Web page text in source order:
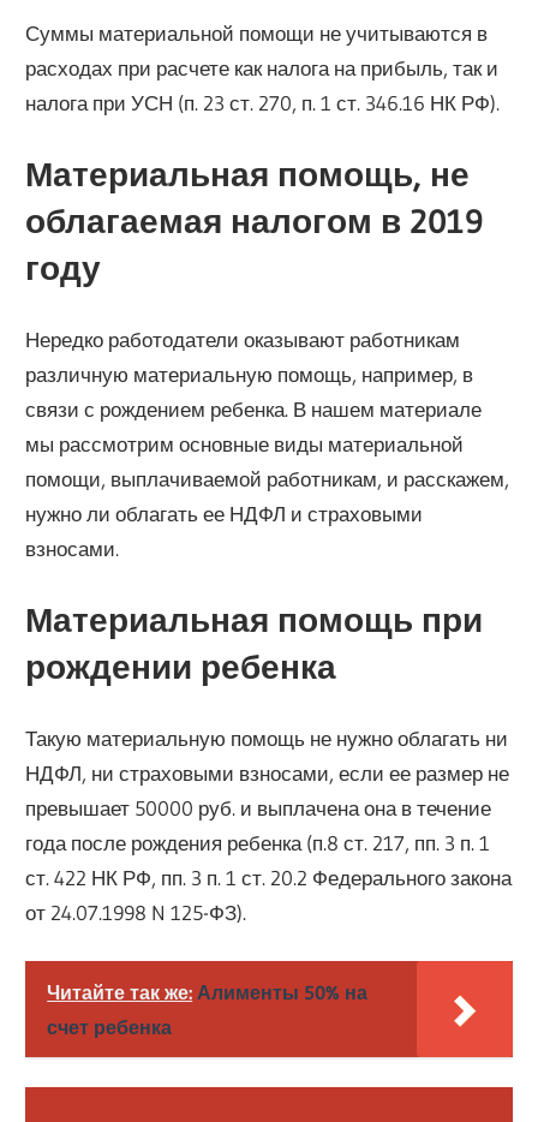
Суммы материальной помощи не учитываются в
расходах при расчете как налога на прибыль, так и
налога при УСН (п. 23 ст. 270, п. 1 ст. 346.16 НК РФ).
Материальная помощь, не
облагаемая налогом в 2019
году
Нередко работодатели оказывают работникам
различную материальную помощь, например, в
связи с рождением ребенка. В нашем материале
мы рассмотрим основные виды материальной
помощи, выплачиваемой работникам, и расскажем,
нужно ли облагать ее НДФЛ и страховыми
взносами.
Материальная помощь при
рождении ребенка
Такую материальную помощь не нужно облагать ни
НДФЛ, ни страховыми взносами, если ее размер не
превышает 50000 руб. и выплачена она в течение
года после рождения ребенка (п.8 ст. 217, пп. 3 п. 1
ст. 422 НК РФ, пп. 3 п. 1 ст. 20.2 Федерального закона
от 24.07.1998 N 125-ФЗ).
Читайте так же: Алименты 50% на
счет ребенка